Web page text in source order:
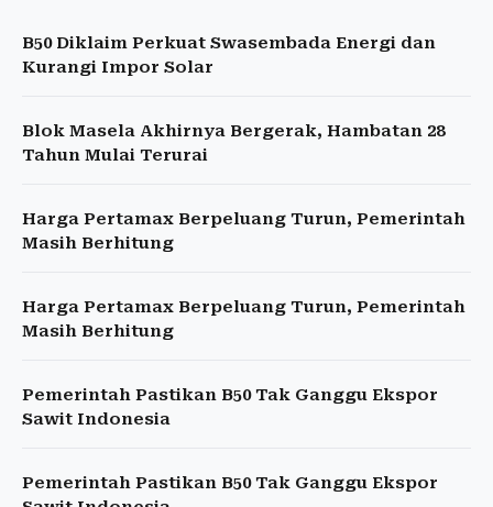
B50 Diklaim Perkuat Swasembada Energi dan
Kurangi Impor Solar
Blok Masela Akhirnya Bergerak, Hambatan 28
Tahun Mulai Terurai
Harga Pertamax Berpeluang Turun, Pemerintah
Masih Berhitung
Harga Pertamax Berpeluang Turun, Pemerintah
Masih Berhitung
Pemerintah Pastikan B50 Tak Ganggu Ekspor
Sawit Indonesia
Pemerintah Pastikan B50 Tak Ganggu Ekspor